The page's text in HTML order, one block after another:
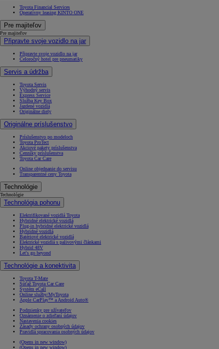
Toyota Financial Services
Operatívny leasing KINTO ONE
Pre majiteľov
Pre majiteľov
Připravte svoje vozidlo na jar
Připravte svoje vozidlo na jar
Celoročný hotel pre pneumatiky
Servis a údržba
Toyota Servis
Výhodný servis
Express Service
Služba Key Box
Jazdené vozidlá
Originálne diely
Originálne príslušenstvo
Príslušenstvo po modeloch
Toyota ProTect
Akciové pakety príslušenstva
Cenníky príslušenstva
Toyota Car Care
Online objednanie do servisu
Transparentné ceny Toyota
Technológie
Technológie
Technológia pohonu
Elektrifikované vozidlá Toyota
Hybridné elektrické vozidlá
Plug-in hybridné elektrické vozidlá
Hybridné vozidlá
Batériové elektrické vozidlá
Elektrické vozidlá s palivovými článkami
Hybrid 48V
Let's go beyond
Technológie a konektivita
Toyota T-Mate
Súťaž Toyota Car Care
Systém eCall
Online služby/MyToyota
Apple CarPlay™ a Android Auto®
Podmienky pre užívateľov
Oznámenie o zdieľaní údajov
Nastavenia cookies
Zásady ochrany osobných údajov
Pravidlá spracovania osobných údajov
(Opens in new window)
(Opens in new window)